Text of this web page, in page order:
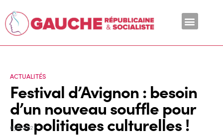
ACTUALITÉS
Festival d’Avignon : besoin
d’un nouveau souffle pour
les politiques culturelles !
6 Juil 2022